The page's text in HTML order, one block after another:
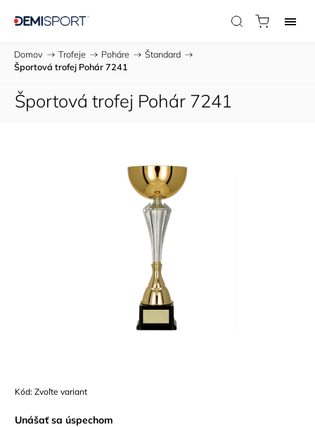
Domov / Trofeje / Poháre / Štandard /
Športová trofej Pohár 7241
Športová trofej Pohár 7241
Kód: Zvoľte variant
Unášať sa úspechom